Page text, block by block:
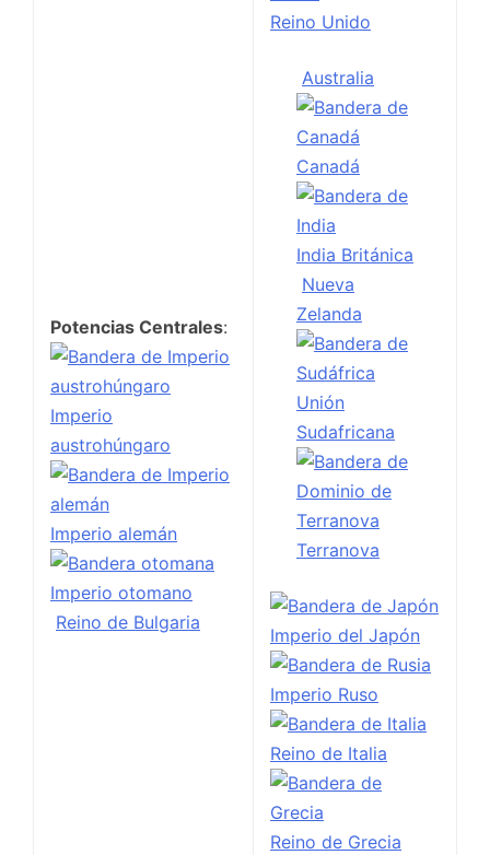
Potencias Centrales:
Imperio
austrohúngaro
Imperio alemán
Imperio otomano
Reino de Bulgaria
Reino Unido
Australia
Canadá
India Británica
Nueva
Zelanda
Unión
Sudafricana
Terranova
Imperio del Japón
Imperio Ruso
Reino de Italia
Reino de Grecia